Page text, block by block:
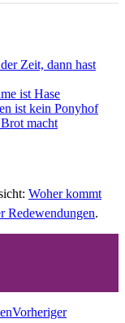
Zeit, dann hast
ist Hase
ist kein Ponyhof
macht
Woher kommt
Redewendungen.
Vorheriger